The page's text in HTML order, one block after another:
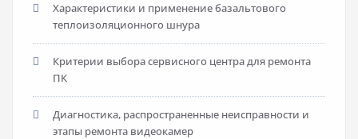
Характеристики и применение базальтового
теплоизоляционного шнура
Критерии выбора сервисного центра для ремонта
ПК
Диагностика, распространенные неисправности и
этапы ремонта видеокамер